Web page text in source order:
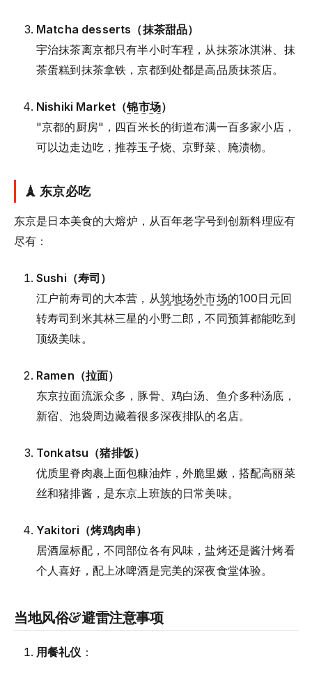
Matcha desserts（抹茶甜品）
宇治抹茶离京都只有半小时车程，从抹茶冰淇淋、抹
茶蛋糕到抹茶拿铁，京都到处都是高品质抹茶店。
Nishiki Market（锦市场）
"京都的厨房"，四百米长的街道布满一百多家小店，
可以边走边吃，推荐玉子烧、京野菜、腌渍物。
🗼 东京必吃
东京是日本美食的大熔炉，从百年老字号到创新料理应有
尽有：
Sushi（寿司）
江户前寿司的大本营，从筑地场外市场的100日元回
转寿司到米其林三星的小野二郎，不同预算都能吃到
顶级美味。
Ramen（拉面）
东京拉面流派众多，豚骨、鸡白汤、鱼介多种汤底，
新宿、池袋周边藏着很多深夜排队的名店。
Tonkatsu（猪排饭）
优质里脊肉裹上面包糠油炸，外脆里嫩，搭配高丽菜
丝和猪排酱，是东京上班族的日常美味。
Yakitori（烤鸡肉串）
居酒屋标配，不同部位各有风味，盐烤还是酱汁烤看
个人喜好，配上冰啤酒是完美的深夜食堂体验。
当地风俗&避雷注意事项
用餐礼仪 ：